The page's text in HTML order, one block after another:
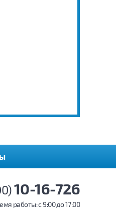
10-16-726
работы: c 9:00 до 17:00